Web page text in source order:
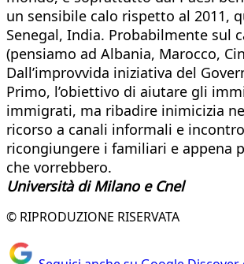
un sensibile calo rispetto al 2011,
Senegal, India. Probabilmente sul
(pensiamo ad Albania, Marocco,
Dall’improvvida iniziativa del
Primo, l’obiettivo di aiutare gli
immigrati, ma ribadire inimicizia
ricorso a canali informali e
ricongiungere i familiari e appena
che vorrebbero.
Università di Milano e Cnel
© RIPRODUZIONE RISERVATA